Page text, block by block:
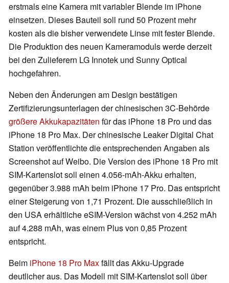
erstmals eine Kamera mit variabler Blende im iPhone
einsetzen. Dieses Bauteil soll rund 50 Prozent mehr
kosten als die bisher verwendete Linse mit fester Blende.
Die Produktion des neuen Kameramoduls werde derzeit
bei den Zulieferern LG Innotek und Sunny Optical
hochgefahren.
Neben den Änderungen am Design bestätigen
Zertifizierungsunterlagen der chinesischen 3C-Behörde
größere Akkukapazitäten für das iPhone 18 Pro und das
iPhone 18 Pro Max. Der chinesische Leaker Digital Chat
Station veröffentlichte die entsprechenden Angaben als
Screenshot auf Weibo. Die Version des iPhone 18 Pro mit
SIM-Kartenslot soll einen 4.056-mAh-Akku erhalten,
gegenüber 3.988 mAh beim iPhone 17 Pro. Das entspricht
einer Steigerung von 1,71 Prozent. Die ausschließlich in
den USA erhältliche eSIM-Version wächst von 4.252 mAh
auf 4.288 mAh, was einem Plus von 0,85 Prozent
entspricht.
Beim iPhone 18 Pro Maxfällt das Akku-Upgrade
deutlicher aus. Das Modell mit SIM-Kartenslot soll über